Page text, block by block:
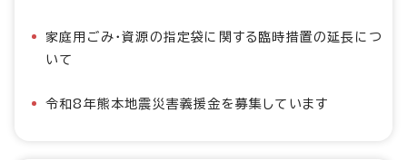
家庭用ごみ・資源の指定袋に関する臨時措置の延長につ
いて
令和8年熊本地震災害義援金を募集しています